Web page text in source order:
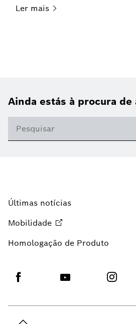
Ler mais
Ainda estás à procura de
Últimas notícias
Mobilidade
Homologação de Produto